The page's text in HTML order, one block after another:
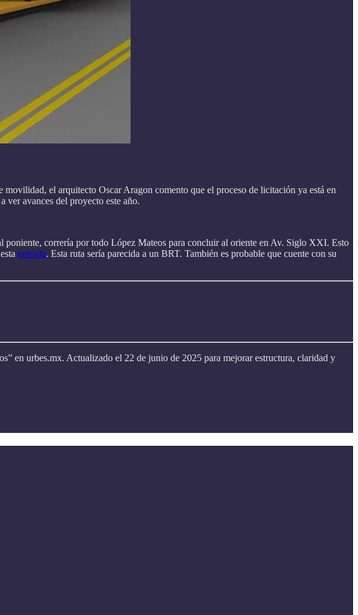
el arquitecto Oscar Aragon comento que el proceso de licitación ya está en
ver avances del proyecto este año.
poniente, correría por todo López Mateos para concluir al oriente en Av. Siglo XXI. Esto
entrada. Esta ruta sería parecida a un BRT. También es probable que cuente con su
en urbes.mx. Actualizado el 22 de junio de 2025 para mejorar estructura, claridad y